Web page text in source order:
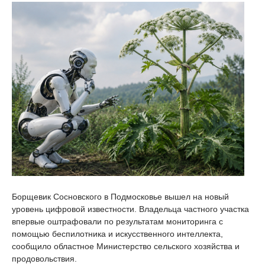
Борщевик Сосновского в Подмосковье вышел на новый
уровень цифровой известности. Владельца частного участка
впервые оштрафовали по результатам мониторинга с
помощью беспилотника и искусственного интеллекта,
сообщило областное Министерство сельского хозяйства и
продовольствия.